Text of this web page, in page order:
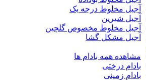
آجیل مخلوط درجه یک
آجیل شیرین
آجیل مخلوط مخصوص گلچین
آجیل مشکل گشا
مشاهده همه بادام ها
بادام درختی
بادام زمینی